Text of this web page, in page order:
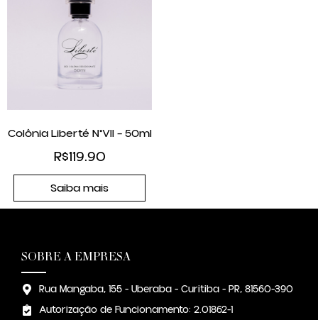
Colônia Liberté N°VII – 50ml
R$119.90
Saiba mais
SOBRE A EMPRESA
Rua Mangaba, 155 - Uberaba - Curitiba - PR, 81560-390
Autorização de Funcionamento: 2.01862-1